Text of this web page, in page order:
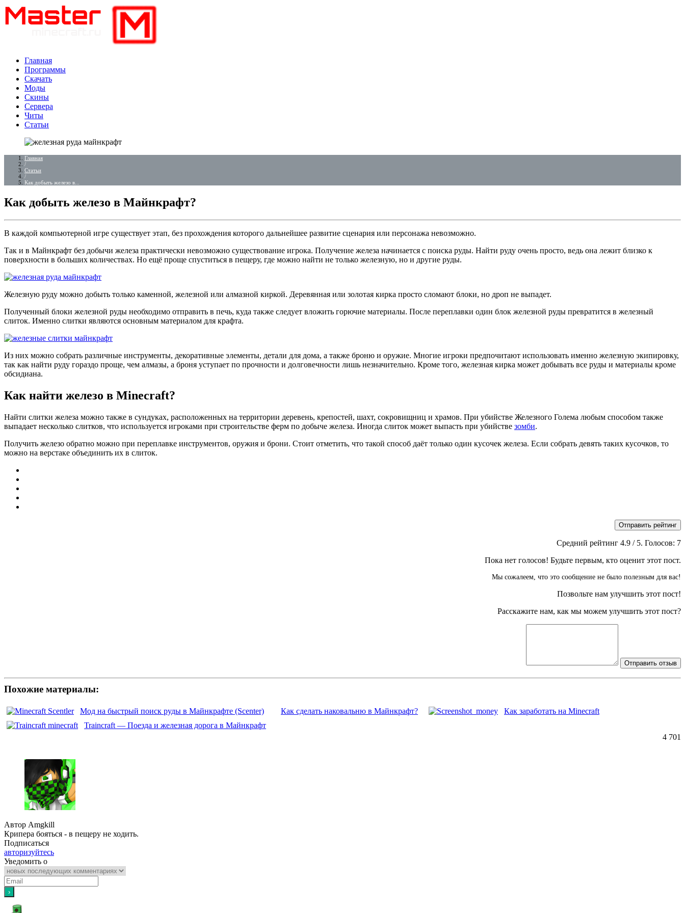
Главная
Программы
Скачать
Моды
Скины
Сервера
Читы
Статьи
Главная
/
Статьи
/
Как добыть железо в...
Как добыть железо в Майнкрафт?
В каждой компьютерной игре существует этап, без прохождения которого дальнейшее развитие сценария или персонажа невозможно.
Так и в Майнкрафт без добычи железа практически невозможно существование игрока. Получение железа начинается с поиска руды. Найти руду очень просто, ведь она лежит близко к
поверхности в больших количествах. Но ещё проще спуститься в пещеру, где можно найти не только железную, но и другие руды.
Железную руду можно добыть только каменной, железной или алмазной киркой. Деревянная или золотая кирка просто сломают блоки, но дроп не выпадет.
Полученный блоки железной руды необходимо отправить в печь, куда также следует вложить горючие материалы. После переплавки один блок железной руды превратится в железный
слиток. Именно слитки являются основным материалом для крафта.
Из них можно собрать различные инструменты, декоративные элементы, детали для дома, а также броню и оружие. Многие игроки предпочитают использовать именно железную экипировку,
так как найти руду гораздо проще, чем алмазы, а броня уступает по прочности и долговечности лишь незначительно. Кроме того, железная кирка может добывать все руды и материалы кроме
обсидиана.
Как найти железо в Minecraft?
Найти слитки железа можно также в сундуках, расположенных на территории деревень, крепостей, шахт, сокровищниц и храмов. При убийстве Железного Голема любым способом также
выпадает несколько слитков, что используется игроками при строительстве ферм по добыче железа. Иногда слиток может выпасть при убийстве зомби.
Получить железо обратно можно при переплавке инструментов, оружия и брони. Стоит отметить, что такой способ даёт только один кусочек железа. Если собрать девять таких кусочков, то
можно на верстаке объединить их в слиток.
Отправить рейтинг
Средний рейтинг 4.9 / 5. Голосов: 7
Пока нет голосов! Будьте первым, кто оценит этот пост.
Мы сожалеем, что это сообщение не было полезным для вас!
Позвольте нам улучшить этот пост!
Расскажите нам, как мы можем улучшить этот пост?
Отправить отзыв
Похожие материалы:
Мод на быстрый поиск руды в Майнкрафте (Scenter) Как сделать наковальню в Майнкрафт?
Как заработать на Minecraft
Traincraft — Поезда и железная дорога в Майнкрафт
4 701
Автор Amgkill
Крипера бояться - в пещеру не ходить.
Подписаться
авторизуйтесь
Уведомить о